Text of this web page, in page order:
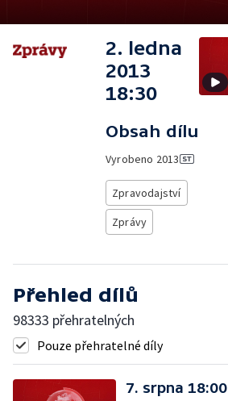
2. ledna
2013
18:30
Obsah dílu
Vyrobeno 2013
Zpravodajství
Zprávy
Přehled dílů
98333 přehratelných
Pouze přehratelné díly
7. srpna 18:00